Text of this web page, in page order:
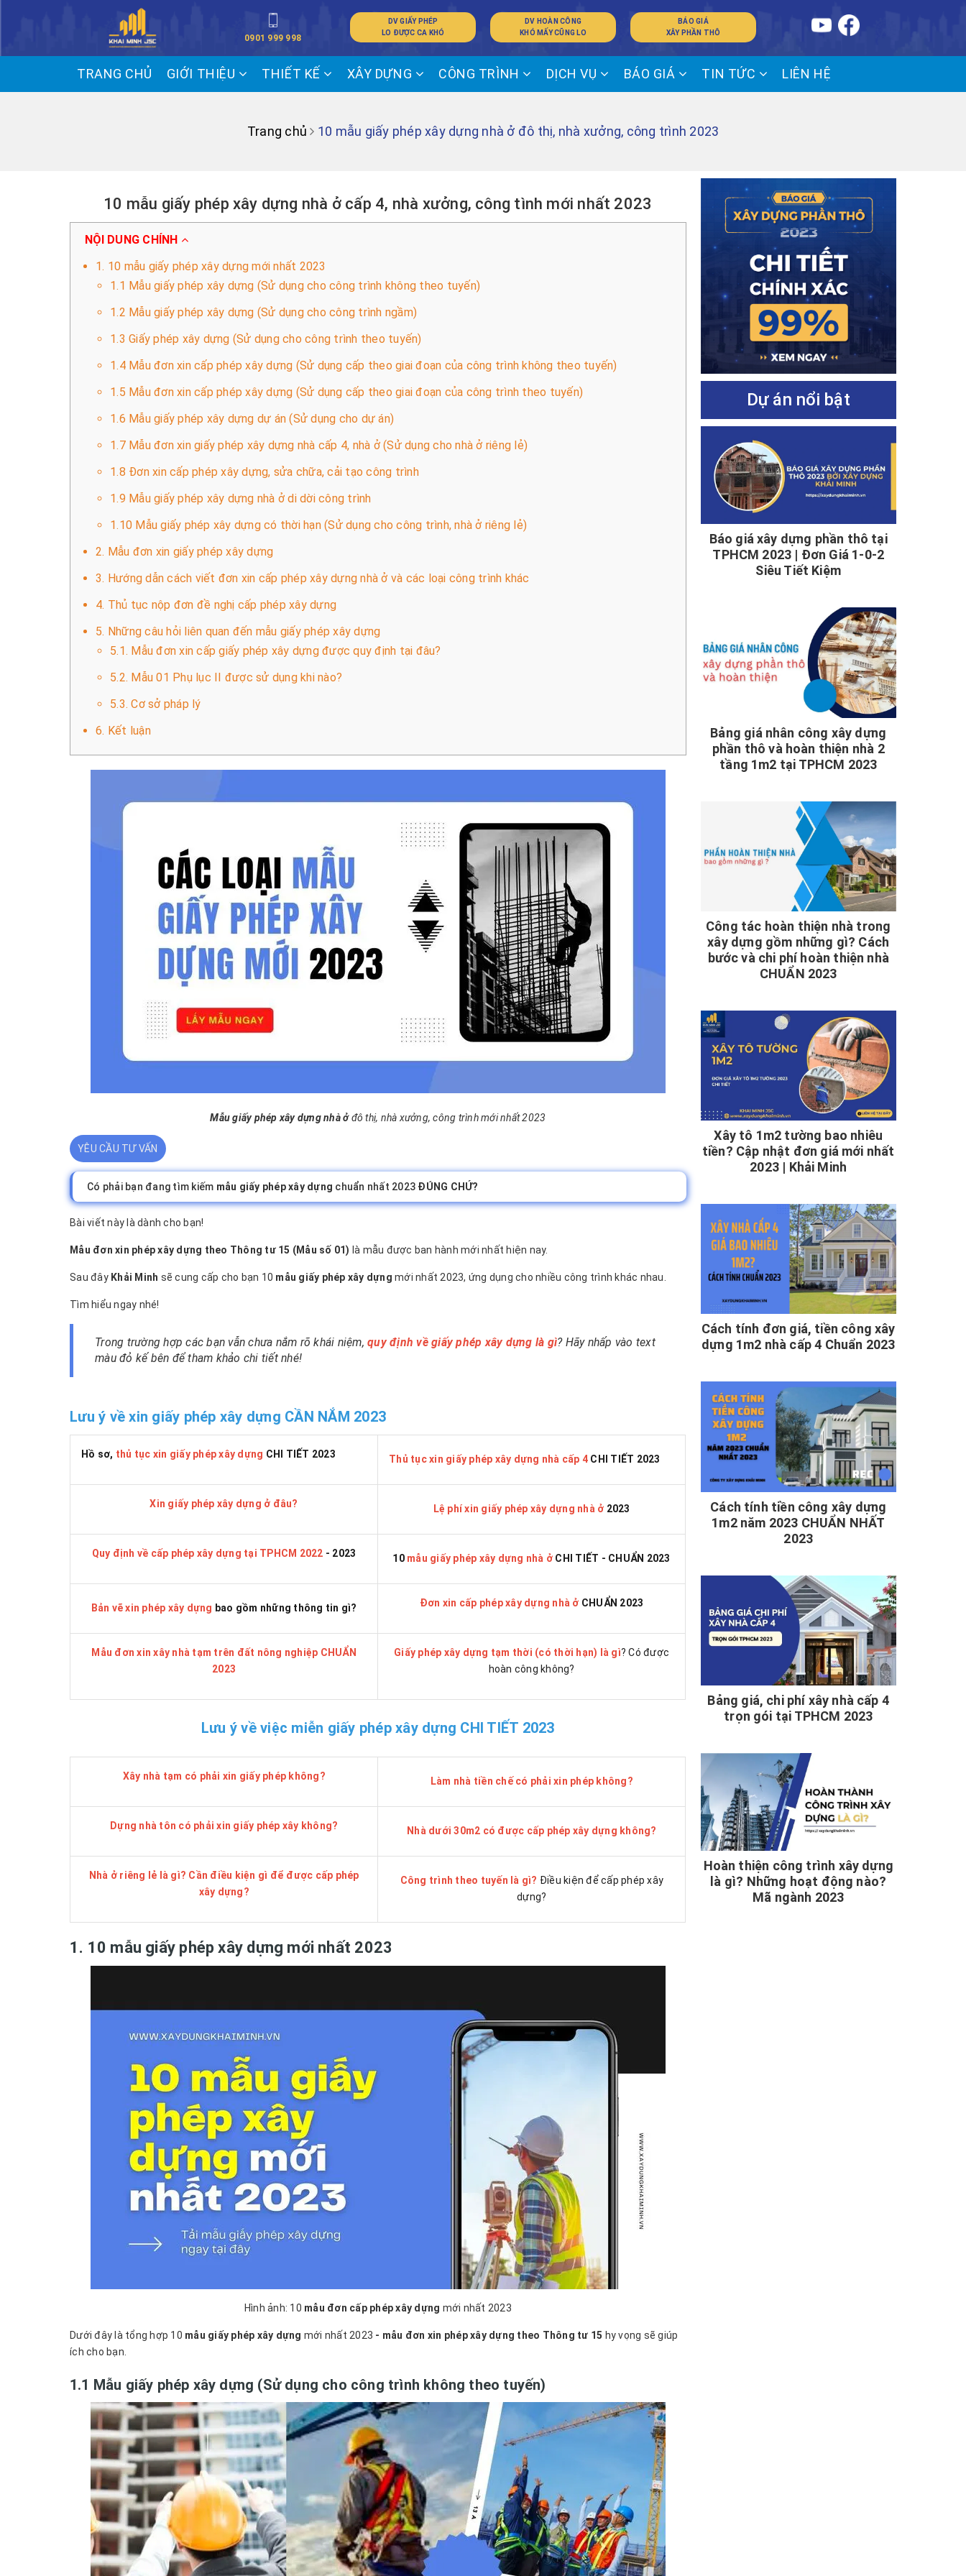
0901 999 998
DV GIẤY PHÉP
LO ĐƯỢC CA KHÓ
DV HOÀN CÔNG
KHÓ MẤY CŨNG LO
BÁO GIÁ
XÂY PHẦN THÔ
TRANG CHỦ GIỚI THIỆU THIẾT KẾ XÂY DỰNG CÔNG TRÌNH DỊCH VỤ BÁO GIÁ TIN TỨC LIÊN HỆ
Trang chủ 10 mẫu giấy phép xây dựng nhà ở đô thị, nhà xưởng, công trình 2023
10 mẫu giấy phép xây dựng nhà ở cấp 4, nhà xưởng, công tình mới nhất 2023
NỘI DUNG CHÍNH
1. 10 mẫu giấy phép xây dựng mới nhất 2023
1.1 Mẫu giấy phép xây dựng (Sử dụng cho công trình không theo tuyến)
1.2 Mẫu giấy phép xây dựng (Sử dụng cho công trình ngầm)
1.3 Giấy phép xây dựng (Sử dụng cho công trình theo tuyến)
1.4 Mẫu đơn xin cấp phép xây dựng (Sử dụng cấp theo giai đoạn của công trình không theo tuyến)
1.5 Mẫu đơn xin cấp phép xây dựng (Sử dụng cấp theo giai đoạn của công trình theo tuyến)
1.6 Mẫu giấy phép xây dựng dự án (Sử dụng cho dự án)
1.7 Mẫu đơn xin giấy phép xây dựng nhà cấp 4, nhà ở (Sử dụng cho nhà ở riêng lẻ)
1.8 Đơn xin cấp phép xây dựng, sửa chữa, cải tạo công trình
1.9 Mẫu giấy phép xây dựng nhà ở di dời công trình
1.10 Mẫu giấy phép xây dựng có thời hạn (Sử dụng cho công trình, nhà ở riêng lẻ)
2. Mẫu đơn xin giấy phép xây dựng
3. Hướng dẫn cách viết đơn xin cấp phép xây dựng nhà ở và các loại công trình khác
4. Thủ tục nộp đơn đề nghị cấp phép xây dựng
5. Những câu hỏi liên quan đến mẫu giấy phép xây dựng
5.1. Mẫu đơn xin cấp giấy phép xây dựng được quy định tại đâu?
5.2. Mẫu 01 Phụ lục II được sử dụng khi nào?
5.3. Cơ sở pháp lý
6. Kết luận
Mẫu giấy phép xây dựng nhà ởđô thị, nhà xưởng, công trình mới nhất 2023
YÊU CẦU TƯ VẤN
Có phải bạn đang tìm kiếm mẫu giấy phép xây dựng chuẩn nhất 2023 ĐÚNG CHỨ?
Bài viết này là dành cho bạn!
Mẫu đơn xin phép xây dựng theo Thông tư 15 (Mẫu số 01) là mẫu được ban hành mới nhất hiện nay.
Sau đây Khải Minh sẽ cung cấp cho bạn 10 mẫu giấy phép xây dựng mới nhất 2023, ứng dụng cho nhiều công trình khác nhau.
Tìm hiểu ngay nhé!
Trong trường hợp các bạn vẫn chưa nắm rõ khái niệm, quy định về giấy phép xây dựng là gì? Hãy nhấp vào text
màu đỏ kế bên để tham khảo chi tiết nhé!
Lưu ý về xin giấy phép xây dựng CẦN NẮM 2023
Hồ sơ, thủ tục xin giấy phép xây dựng CHI TIẾT 2023 Thủ tục xin giấy phép xây dựng nhà cấp 4 CHI TIẾT 2023
Xin giấy phép xây dựng ở đâu? Lệ phí xin giấy phép xây dựng nhà ở 2023
Quy định về cấp phép xây dựng tại TPHCM 2022 - 2023 10mẫu giấy phép xây dựng nhà ở CHI TIẾT - CHUẨN 2023
Bản vẽ xin phép xây dựng bao gồm những thông tin gì? Đơn xin cấp phép xây dựng nhà ở CHUẨN 2023
Mẫu đơn xin xây nhà tạm trên đất nông nghiệp CHUẨN
2023
Giấy phép xây dựng tạm thời (có thời hạn) là gì? Có được
hoàn công không?
Lưu ý về việc miễn giấy phép xây dựng CHI TIẾT 2023
Xây nhà tạm có phải xin giấy phép không? Làm nhà tiền chế có phải xin phép không?
Dựng nhà tôn có phải xin giấy phép xây không? Nhà dưới 30m2 có được cấp phép xây dựng không?
Nhà ở riêng lẻ là gì? Cần điều kiện gì để được cấp phép
xây dựng?
Công trình theo tuyến là gì? Điều kiện để cấp phép xây
dựng?
1. 10 mẫu giấy phép xây dựng mới nhất 2023
Hình ảnh: 10 mẫu đơn cấp phép xây dựng mới nhất 2023
Dưới đây là tổng hợp 10 mẫu giấy phép xây dựng mới nhất 2023 - mẫu đơn xin phép xây dựng theo Thông tư 15 hy vọng sẽ giúp
ích cho bạn.
1.1 Mẫu giấy phép xây dựng (Sử dụng cho công trình không theo tuyến)
Dự án nổi bật
Báo giá xây dựng phần thô tại
TPHCM 2023 | Đơn Giá 1-0-2
Siêu Tiết Kiệm
Bảng giá nhân công xây dựng
phần thô và hoàn thiện nhà 2
tầng 1m2 tại TPHCM 2023
Công tác hoàn thiện nhà trong
xây dựng gồm những gì? Cách
bước và chi phí hoàn thiện nhà
CHUẨN 2023
Xây tô 1m2 tường bao nhiêu
tiền? Cập nhật đơn giá mới nhất
2023 | Khải Minh
Cách tính đơn giá, tiền công xây
dựng 1m2 nhà cấp 4 Chuẩn 2023
Cách tính tiền công xây dựng
1m2 năm 2023 CHUẨN NHẤT
2023
Bảng giá, chi phí xây nhà cấp 4
trọn gói tại TPHCM 2023
Hoàn thiện công trình xây dựng
là gì? Những hoạt động nào?
Mã ngành 2023